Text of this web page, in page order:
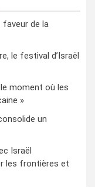
faveur de la
le festival d’Israël
moment où les
»
un
Israël
les frontières et